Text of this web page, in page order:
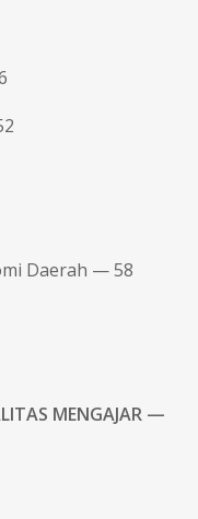
Daerah — 58
MENGAJAR —